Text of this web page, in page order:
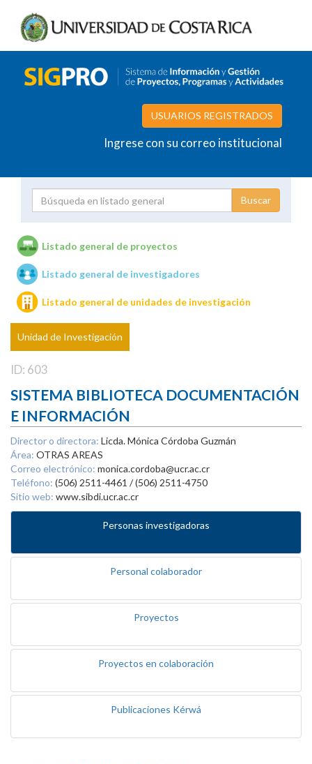
USUARIOS REGISTRADOS
Ingrese con su correo institucional
Unidades de investigación
Listado general de proyectos
Listado general de investigadores
Listado general de unidades de investigación
Unidad de Investigación
ID: 603
SISTEMA BIBLIOTECA DOCUMENTACIÓN
E INFORMACIÓN
Director o directora: Licda. Mónica Córdoba Guzmán
Área: OTRAS AREAS
Correo electrónico: monica.cordoba@ucr.ac.cr
Teléfono: (506) 2511-4461 / (506) 2511-4750
Sitio web: www.sibdi.ucr.ac.cr
Personas investigadoras
Personal colaborador
Proyectos
Proyectos en colaboración
Publicaciones Kérwá